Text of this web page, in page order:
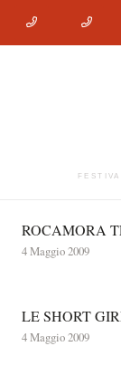
ROCAMORA
4 Maggio 2009
LE SHORT
4 Maggio 2009